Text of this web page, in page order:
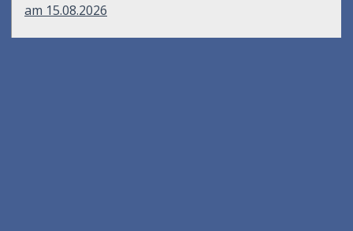
am 15.08.2026